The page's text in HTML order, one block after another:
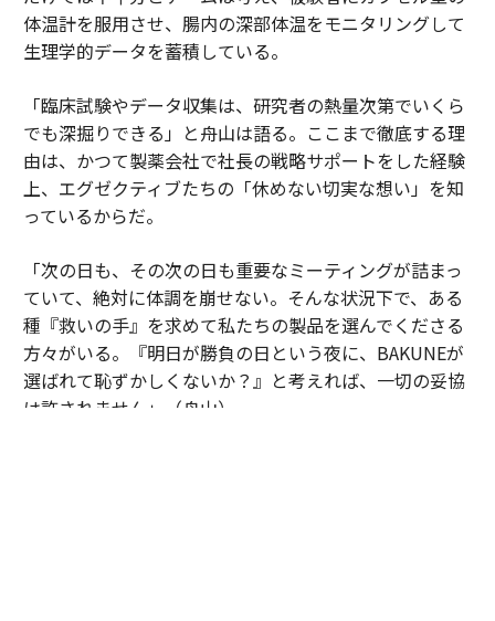
体温計を服用させ、腸内の深部体温をモニタリングして
生理学的データを蓄積している。
「臨床試験やデータ収集は、研究者の熱量次第でいくら
でも深掘りできる」と舟山は語る。ここまで徹底する理
由は、かつて製薬会社で社長の戦略サポートをした経験
上、エグゼクティブたちの「休めない切実な想い」を知
っているからだ。
「次の日も、その次の日も重要なミーティングが詰まっ
ていて、絶対に体調を崩せない。そんな状況下で、ある
種『救いの手』を求めて私たちの製品を選んでくださる
方々がいる。『明日が勝負の日という夜に、BAKUNEが
選ばれて恥ずかしくないか？』と考えれば、一切の妥協
は許されません」（舟山）